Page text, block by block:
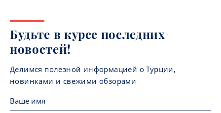
Будьте в курсе последних
новостей!
Делимся полезной информацией о Турции,
новинками и свежими обзорами